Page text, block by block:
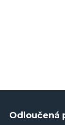
Odloučená